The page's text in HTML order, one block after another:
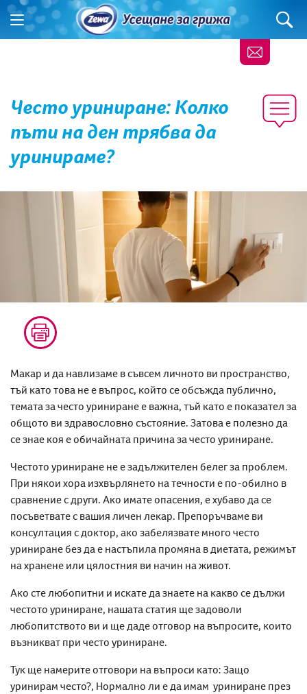
Често уриниране: Колко
пъти на ден трябва да
уринираме?
Макар и да навлизаме в съвсем личното ви пространство,
тъй като това не е въпрос, който се обсъжда публично,
темата за често уриниранее важна, тъй като е показател за
общото ви здравословно състояние. Затова е полезно да
се знае коя е обичайната причина за често уриниране.
Честото уриниране не е задължителен белег за проблем.
При някои хора изхвърлянето на течности е по-обилно в
сравнение с други. Ако имате опасения, е хубаво да се
посъветвате с вашия личен лекар. Препоръчваме ви
консултация с доктор, ако забелязвате много често
уриниранебез да е настъпила промяна в диетата, режимът
на хранене или цялостния ви начин на живот.
Ако сте любопитни и искате да знаете на какво се дължи
честото уриниране, нашата статия ще задоволи
любопитството ви и ще даде отговор на въпросите, които
възникват при често уриниране.
Тук ще намерите отговори на въпроси като: Защо
уринирам често?, Нормално ли е да имам уриниране през